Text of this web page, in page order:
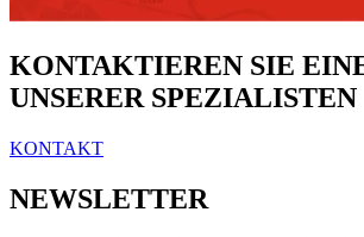
KONTAKTIEREN SIE
UNSERER SPEZIALISTEN
KONTAKT
NEWSLETTER